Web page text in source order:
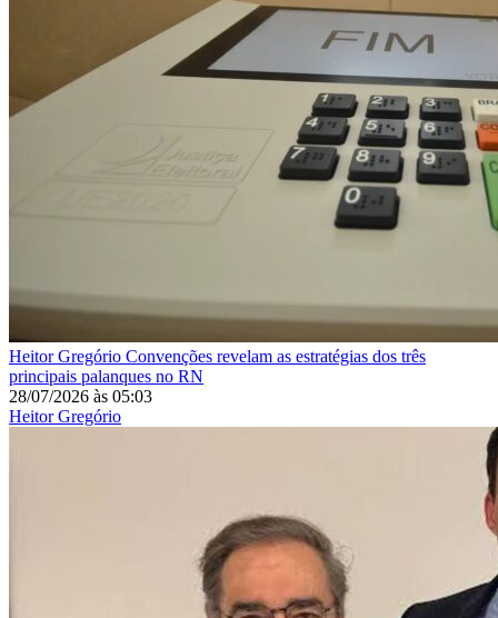
Heitor Gregório Convenções revelam as estratégias dos três
principais palanques no RN
28/07/2026 às 05:03
Heitor Gregório